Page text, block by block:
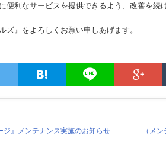
便利なサービスを提供できるよう、改善を続
ズ』をよろしくお願い申しあげます。
ジ』メンテナンス実施のお知らせ
（メ